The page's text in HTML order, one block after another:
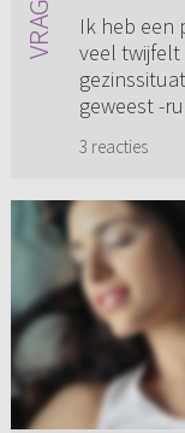
Ik heb een
veel twijfelt
geweest -
3 reacties